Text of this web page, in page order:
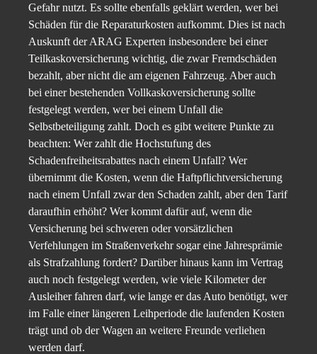
Gefahr nutzt. Es sollte ebenfalls geklärt werden, wer bei
Schäden für die Reparaturkosten aufkommt. Dies ist nach
Auskunft der ARAG Experten insbesondere bei einer
Teilkaskoversicherung wichtig, die zwar Fremdschäden
bezahlt, aber nicht die am eigenen Fahrzeug. Aber auch
bei einer bestehenden Vollkaskoversicherung sollte
festgelegt werden, wer bei einem Unfall die
Selbstbeteiligung zahlt. Doch es gibt weitere Punkte zu
beachten: Wer zahlt die Hochstufung des
Schadenfreiheitsrabattes nach einem Unfall? Wer
übernimmt die Kosten, wenn die Haftpflichtversicherung
nach einem Unfall zwar den Schaden zahlt, aber den Tarif
daraufhin erhöht? Wer kommt dafür auf, wenn die
Versicherung bei schweren oder vorsätzlichen
Verfehlungen im Straßenverkehr sogar eine Jahresprämie
als Strafzahlung fordert? Darüber hinaus kann im Vertrag
auch noch festgelegt werden, wie viele Kilometer der
Ausleiher fahren darf, wie lange er das Auto benötigt, wer
im Falle einer längeren Leihperiode die laufenden Kosten
trägt und ob der Wagen an weitere Freunde verliehen
werden darf.